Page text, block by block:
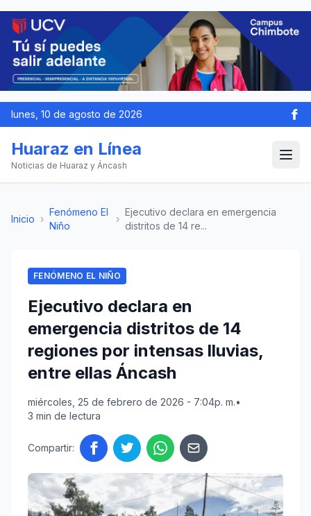
lunes, 10 de agosto de 2026
Huaraz en Línea
Noticias de Huaraz y Áncash
Inicio ›
Fenómeno El
Niño
›
Ejecutivo declara en emergencia
distritos de 14 re...
FENÓMENO EL NIÑO
Ejecutivo declara en
emergencia distritos de 14
regiones por intensas lluvias,
entre ellas Áncash
miércoles, 25 de febrero de 2026 - 7:04p. m.•
3 min de lectura
Compartir: